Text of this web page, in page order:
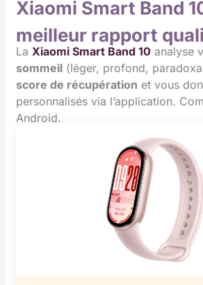
Xiaomi Smart Band
meilleur rapport
LaXiaomi Smart Band 10 analyse
sommeil (léger, profond,
score de récupération et vous
personnalisés via l’application.
Android.